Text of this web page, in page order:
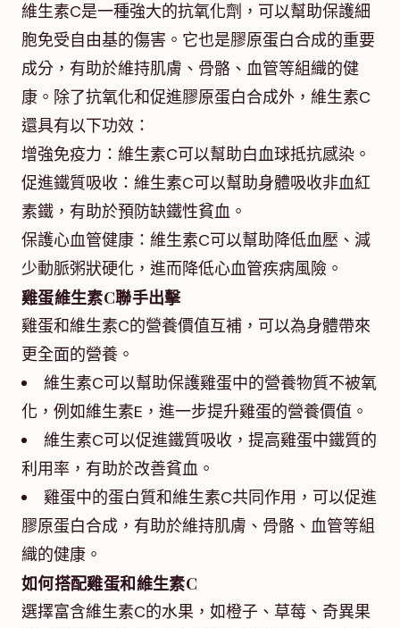
維生素C是一種強大的抗氧化劑，可以幫助保護細
胞免受自由基的傷害。它也是膠原蛋白合成的重要
成分，有助於維持肌膚、骨骼、血管等組織的健
康。除了抗氧化和促進膠原蛋白合成外，維生素C
還具有以下功效：
增強免疫力：維生素C可以幫助白血球抵抗感染。
促進鐵質吸收：維生素C可以幫助身體吸收非血紅
素鐵，有助於預防缺鐵性貧血。
保護心血管健康：維生素C可以幫助降低血壓、減
少動脈粥狀硬化，進而降低心血管疾病風險。
雞蛋維生素C聯手出擊
雞蛋和維生素C的營養價值互補，可以為身體帶來
更全面的營養。
維生素C可以幫助保護雞蛋中的營養物質不被氧
化，例如維生素E，進一步提升雞蛋的營養價值。
維生素C可以促進鐵質吸收，提高雞蛋中鐵質的
利用率，有助於改善貧血。
雞蛋中的蛋白質和維生素C共同作用，可以促進
膠原蛋白合成，有助於維持肌膚、骨骼、血管等組
織的健康。
如何搭配雞蛋和維生素C
選擇富含維生素C的水果，如橙子、草莓、奇異果